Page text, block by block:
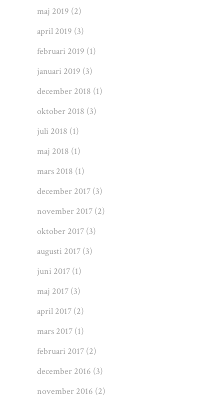
maj 2019 (2)
april 2019 (3)
februari 2019 (1)
januari 2019 (3)
december 2018 (1)
oktober 2018 (3)
juli 2018 (1)
maj 2018 (1)
mars 2018 (1)
december 2017 (3)
november 2017 (2)
oktober 2017 (3)
augusti 2017 (3)
juni 2017 (1)
maj 2017 (3)
april 2017 (2)
mars 2017 (1)
februari 2017 (2)
december 2016 (3)
november 2016 (2)